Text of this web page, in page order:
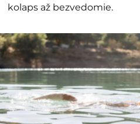
kolaps až bezvedomie.